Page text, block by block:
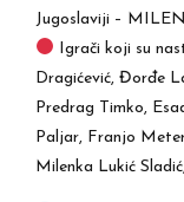
Jugoslaviji –
Igrači koji su
Dragićević, Đorđe
Predrag Timko,
Paljar, Franjo
Milenka Lukić